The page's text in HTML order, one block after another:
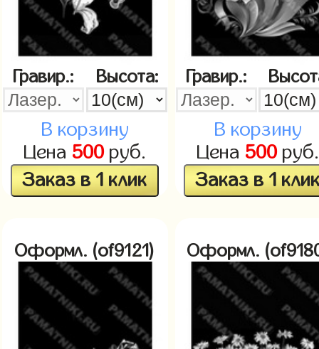
Гравир.: Высота:
В корзину
Цена 500руб.
Заказ в 1 клик
Гравир.:
В корзину
Цена 500руб.
Заказ в 1
Оформл. (of9121) Оформл.